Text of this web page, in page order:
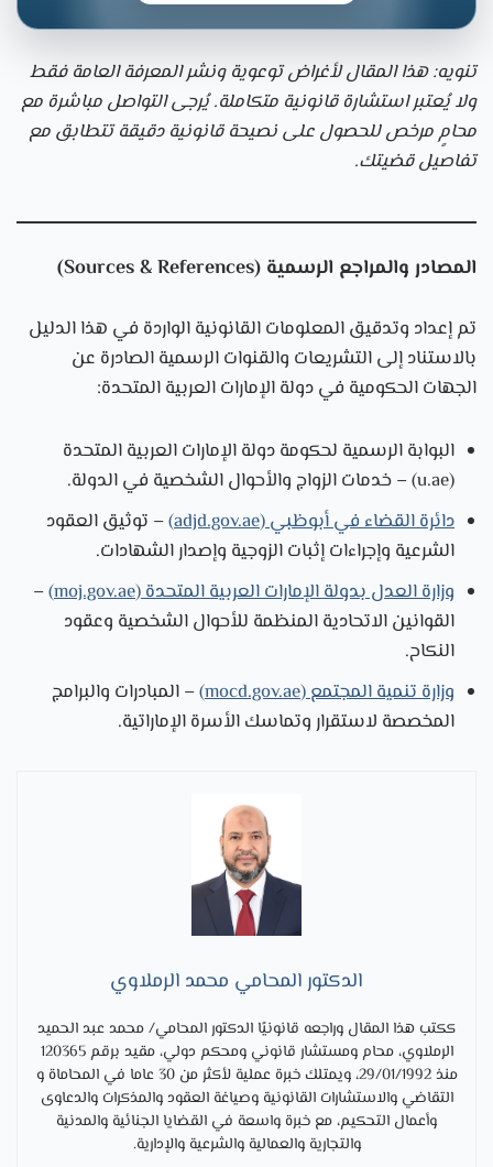
تنويه: هذا المقال لأغراض توعوية ونشر المعرفة العامة فقط
ولا يُعتبر استشارة قانونية متكاملة. يُرجى التواصل مباشرة مع
محامٍ مرخص للحصول على نصيحة قانونية دقيقة تتطابق مع
تفاصيل قضيتك.
المصادر والمراجع الرسمية (Sources & References)
تم إعداد وتدقيق المعلومات القانونية الواردة في هذا الدليل
بالاستناد إلى التشريعات والقنوات الرسمية الصادرة عن
الجهات الحكومية في دولة الإمارات العربية المتحدة:
البوابة الرسمية لحكومة دولة الإمارات العربية المتحدة
(u.ae) – خدمات الزواج والأحوال الشخصية في الدولة.
دائرة القضاء في أبوظبي (adjd.gov.ae)
– توثيق العقود
الشرعية وإجراءات إثبات الزوجية وإصدار الشهادات.
وزارة العدل بدولة الإمارات العربية المتحدة (moj.gov.ae)
–
القوانين الاتحادية المنظمة للأحوال الشخصية وعقود
النكاح.
وزارة تنمية المجتمع (mocd.gov.ae)
– المبادرات والبرامج
المخصصة لاستقرار وتماسك الأسرة الإماراتية.
الدكتور المحامي محمد الرملاوي
ككتب هذا المقال وراجعه قانونيًا الدكتور المحامي/ محمد عبد الحميد
الرملاوي، محام ومستشار قانوني ومحكم دولي، مقيد برقم 120365
منذ 29/01/1992، ويمتلك خبرة عملية لأكثر من 30 عاما في المحاماة و
التقاضي والاستشارات القانونية وصياغة العقود والمذكرات والدعاوى
وأعمال التحكيم، مع خبرة واسعة في القضايا الجنائية والمدنية
والتجارية والعمالية والشرعية والإدارية.